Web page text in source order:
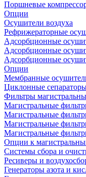
Поршневые
Опции
Осушители воздуха
Рефрижераторные
Адсорбционные
Адсорбционные
Адсорбционные
Опции
Мембранные
Циклонные
Фильтры
Магистральные
Магистральные
Магистральные
Магистральные
Опции к
Системы сбора и
Ресиверы и
Генераторы азота и